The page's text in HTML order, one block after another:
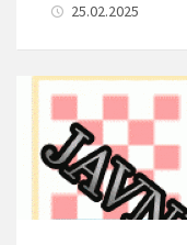
25.02.2025